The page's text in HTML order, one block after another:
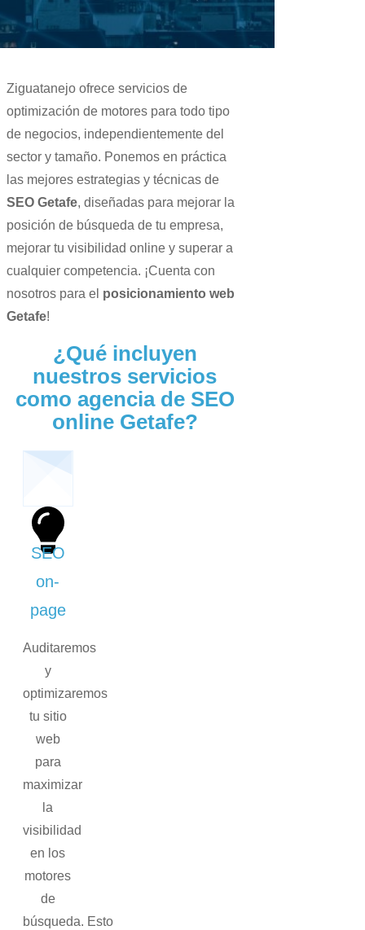
Ziguatanejo ofrece servicios de
optimización de motores para todo tipo
de negocios, independientemente del
sector y tamaño. Ponemos en práctica
las mejores estrategias y técnicas de
SEO Getafe, diseñadas para mejorar la
posición de búsqueda de tu empresa,
mejorar tu visibilidad online y superar a
cualquier competencia. ¡Cuenta con
nosotros para el posicionamiento web
Getafe!
¿Qué incluyen
nuestros servicios
como agencia de SEO
online Getafe?
SEO
on-
page
Auditaremos
y
optimizaremos
tu sitio
web
para
maximizar
la
visibilidad
en los
motores
de
búsqueda. Esto